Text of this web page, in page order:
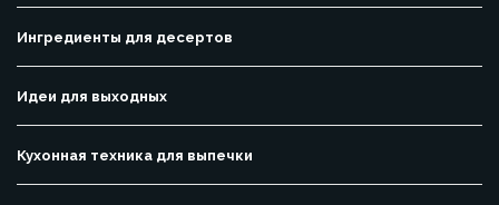
Ингредиенты для десертов
Идеи для выходных
Кухонная техника для выпечки